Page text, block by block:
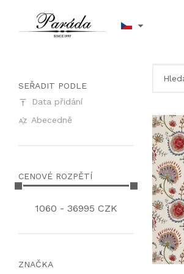
SEŘADIT PODLE
Data přidání
Abecedně
CENOVÉ ROZPĚTÍ
1060 - 36995 CZK
ZNAČKA